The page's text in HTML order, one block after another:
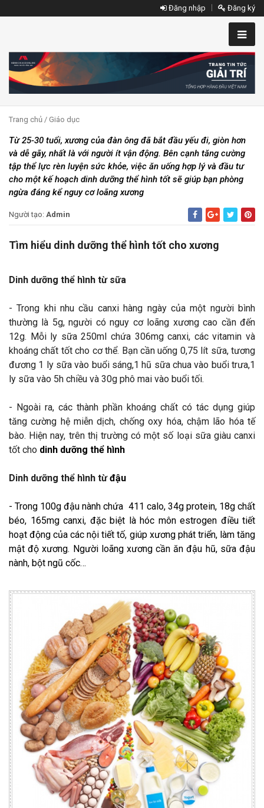
Đăng nhập Đăng ký
Trang chủ / Giáo dục
Từ 25-30 tuổi, xương của đàn ông đã bắt đầu yếu đi, giòn hơn
và dễ gãy, nhất là với người ít vận động. Bên cạnh tăng cường
tập thể lực rèn luyện sức khỏe, việc ăn uống hợp lý và đầu tư
cho một kế hoạch dinh dưỡng thể hình tốt sẽ giúp bạn phòng
ngừa đáng kể nguy cơ loãng xương
Người tạo: Admin
Tìm hiểu dinh dưỡng thể hình tốt cho xương
Dinh dưỡng thể hình từ sữa
- Trong khi nhu cầu canxi hàng ngày của một người bình
thường là 5g, người có nguy cơ loãng xương cao cần đến
12g. Mỗi ly sữa 250ml chứa 306mg canxi, các vitamin và
khoáng chất tốt cho cơ thể. Bạn cần uống 0,75 lít sữa, tương
đương 1 ly sữa vào buổi sáng,1 hũ sữa chua vào buổi trưa,1
ly sữa vào 5h chiều và 30g phô mai vào buổi tối.
- Ngoài ra, các thành phần khoáng chất có tác dụng giúp
tăng cường hệ miễn dịch, chống oxy hóa, chậm lão hóa tế
bào. Hiện nay, trên thị trường có một số loại sữa giàu canxi
tốt cho dinh dưỡng thể hình
Dinh dưỡng thể hình từđậu
- Trong 100g đậu nành chứa 411 calo, 34g protein, 18g chất
béo, 165mg canxi, đặc biệt là hóc môn estrogen điều tiết
hoạt động của các nội tiết tố, giúp xương phát triển, làm tăng
mật độ xương. Người loãng xương cần ăn đậu hũ, sữa đậu
nành, bột ngũ cốc…